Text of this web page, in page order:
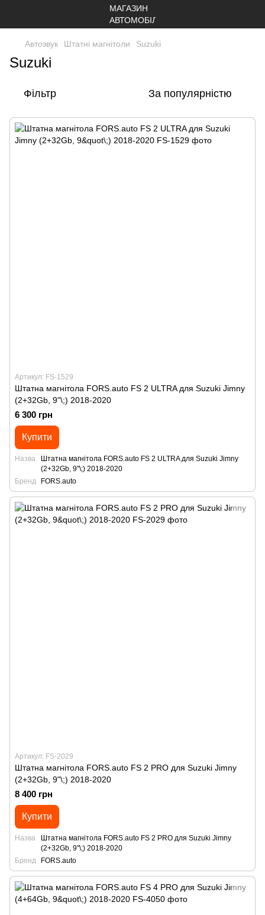
Автозвук Штатні магнітоли Suzuki
Suzuki
Фільтр За популярністю
Артикул: FS-1529
Штатна магнітола FORS.auto FS 2 ULTRA для Suzuki Jimny
(2+32Gb, 9"\;) 2018-2020
6 300 грн
Купити
Назва
Штатна магнітола FORS.auto FS 2 ULTRA для Suzuki Jimny
(2+32Gb, 9"\;) 2018-2020
Бренд
FORS.auto
Артикул: FS-2029
Штатна магнітола FORS.auto FS 2 PRO для Suzuki Jimny
(2+32Gb, 9"\;) 2018-2020
8 400 грн
Купити
Назва
Штатна магнітола FORS.auto FS 2 PRO для Suzuki Jimny
(2+32Gb, 9"\;) 2018-2020
Бренд
FORS.auto